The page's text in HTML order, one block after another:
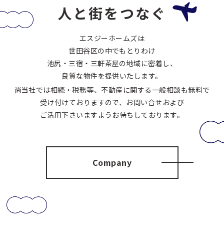
人と街をつなぐ
エスジーホームズは
世田谷区の中でもとりわけ
池尻・三宿・三軒茶屋の地域に密着し、
良質な物件を提供いたします。
尚当社では相続・税務等、不動産に関する一般相談も無料で
受け付けておりますので、お問い合せおよび
ご活用下さいますようお待ちしております。
Company